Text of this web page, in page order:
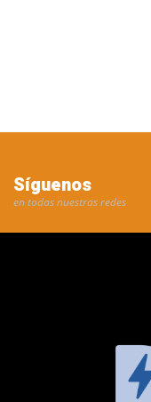
Síguenos
en todas nuestras redes